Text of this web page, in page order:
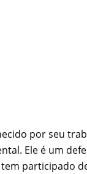
por seu
Ele é um
participado